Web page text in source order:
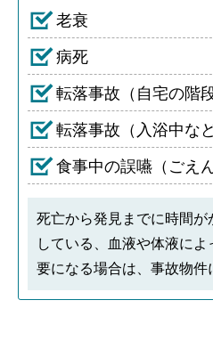
老衰
病死
転落事故（自宅の階
転落事故（入浴中など
食事中の誤嚥（ごえん
死亡から発見までに時間が
している、血液や体液に
要になる場合は、事故物件